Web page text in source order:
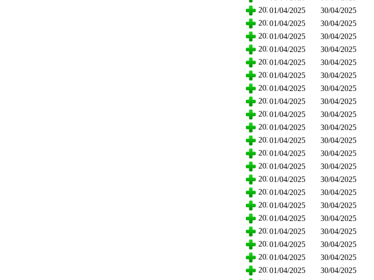
202501/04/2025 30/04/2025
202501/04/2025 30/04/2025
202501/04/2025 30/04/2025
202501/04/2025 30/04/2025
202501/04/2025 30/04/2025
202501/04/2025 30/04/2025
202501/04/2025 30/04/2025
202501/04/2025 30/04/2025
202501/04/2025 30/04/2025
202501/04/2025 30/04/2025
202501/04/2025 30/04/2025
202501/04/2025 30/04/2025
202501/04/2025 30/04/2025
202501/04/2025 30/04/2025
202501/04/2025 30/04/2025
202501/04/2025 30/04/2025
202501/04/2025 30/04/2025
202501/04/2025 30/04/2025
202501/04/2025 30/04/2025
202501/04/2025 30/04/2025
202501/04/2025 30/04/2025